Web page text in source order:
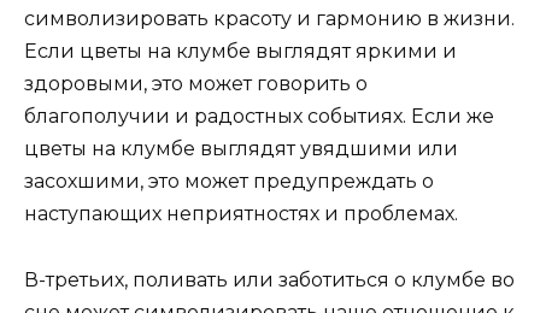
символизировать красоту и гармонию в жизни.
Если цветы на клумбе выглядят яркими и
здоровыми, это может говорить о
благополучии и радостных событиях. Если же
цветы на клумбе выглядят увядшими или
засохшими, это может предупреждать о
наступающих неприятностях и проблемах.
В-третьих, поливать или заботиться о клумбе во